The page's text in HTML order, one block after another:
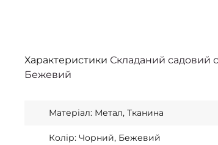
Характеристики Складаний садовий
Бежевий
Матеріал: Метал, Тканина
Колір: Чорний, Бежевий